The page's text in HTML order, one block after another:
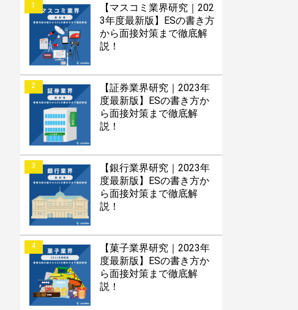
1
【マスコミ業界研究｜202
3年度最新版】ESの書き方
から面接対策まで徹底解
説！
2
【証券業界研究｜2023年
度最新版】ESの書き方か
ら面接対策まで徹底解
説！
3
【銀行業界研究｜2023年
度最新版】ESの書き方か
ら面接対策まで徹底解
説！
4
【菓子業界研究｜2023年
度最新版】ESの書き方か
ら面接対策まで徹底解
説！